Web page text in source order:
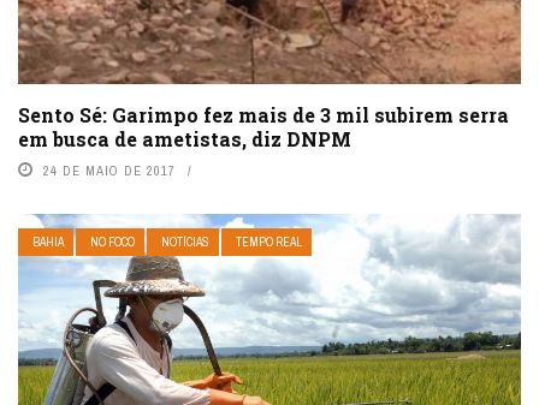
Sento Sé: Garimpo fez mais de 3 mil subirem serra
em busca de ametistas, diz DNPM
24 DE MAIO DE 2017
BAHIA NO FOCO NOTÍCIAS TEMPO REAL